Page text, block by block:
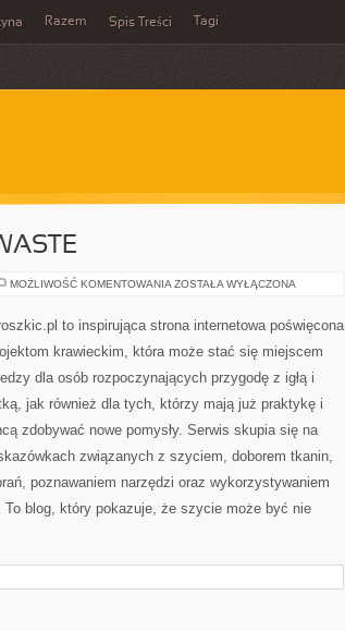
Razem Spis Treści Tagi
MOŻLIWOŚĆ KOMENTOWANIA EKO
ZERO
WASTE
ZOSTAŁA WYŁĄCZONA
to inspirująca strona internetowa poświęcona
krawieckim, która może stać się miejscem
dla osób rozpoczynających przygodę z igłą i
jak również dla tych, którzy mają już praktykę i
zdobywać nowe pomysły. Serwis skupia się na
związanych z szyciem, doborem tkanin,
poznawaniem narzędzi oraz wykorzystywaniem
blog, który pokazuje, że szycie może być nie